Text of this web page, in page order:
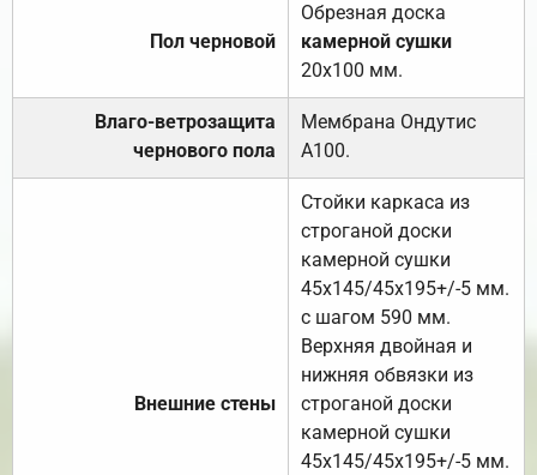
Пол черновой
Обрезная доска
камерной сушки
20х100 мм.
Влаго-ветрозащита
чернового пола
Мембрана Ондутис
А100.
Внешние стены
Стойки каркаса из
строганой доски
камерной сушки
45х145/45х195+/-5 мм.
с шагом 590 мм.
Верхняя двойная и
нижняя обвязки из
строганой доски
камерной сушки
45х145/45х195+/-5 мм.